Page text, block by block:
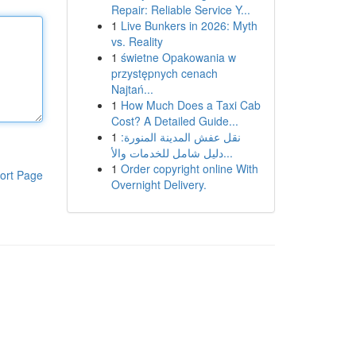
Page
Repair: Reliable Service Y...
1 Live Bunkers in 2026: Myth
vs. Reality
1 świetne Opakowania w
przystępnych cenach
Najtań...
1 How Much Does a Taxi Cab
Cost? A Detailed Guide...
1 نقل عفش المدينة المنورة:
دليل شامل للخدمات والأ...
1 Order copyright online With
Overnight Delivery.